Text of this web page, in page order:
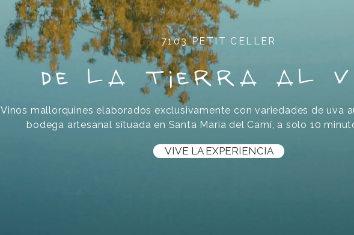
7103 PETIT CELLER
de la tierra al
Vinos mallorquines elaborados exclusivamente con variedades de uva
bodega artesanal situada en Santa Maria del Camí, a solo 10
VIVE LA EXPERIENCIA